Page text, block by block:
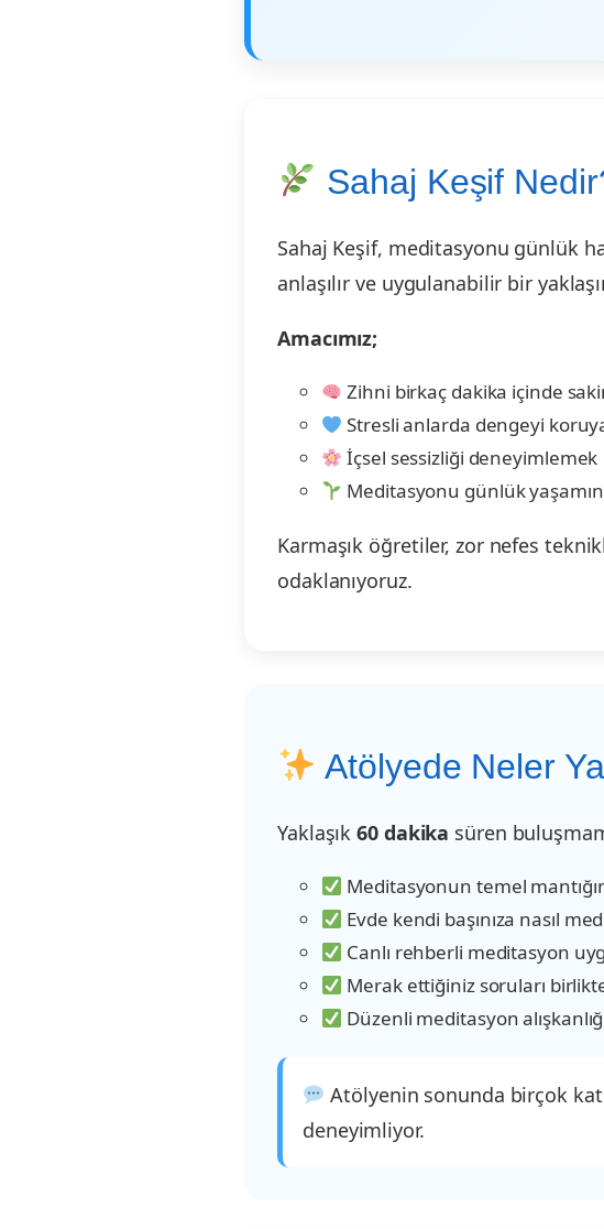
Sahaj Keşif
Sahaj Keşif, meditasyonu günlük
anlaşılır ve uygulanabilir bir
Amacımız;
Zihni birkaç dakika içinde
Stresli anlarda dengeyi
İçsel sessizliği deneyimlemek
Meditasyonu günlük
Karmaşık öğretiler, zor nefes
odaklanıyoruz.
Atölyede Neler
Yaklaşık60 dakika süren
Meditasyonun temel
Evde kendi başınıza nasıl
Canlı rehberli meditasyon
Merak ettiğiniz soruları
Düzenli meditasyon
Atölyenin sonunda birçok
deneyimliyor.